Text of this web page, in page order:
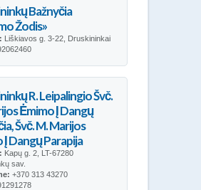
Bažnyčia
Žodis»
Liškiavos g. 3-22, Druskininkai
R. Leipalingio Švč.
Ėmimo Į Dangų
Švč. M. Marijos
Į Dangų Parapija
Kapų g. 2, LT-67280
sav.
+370 313 43270